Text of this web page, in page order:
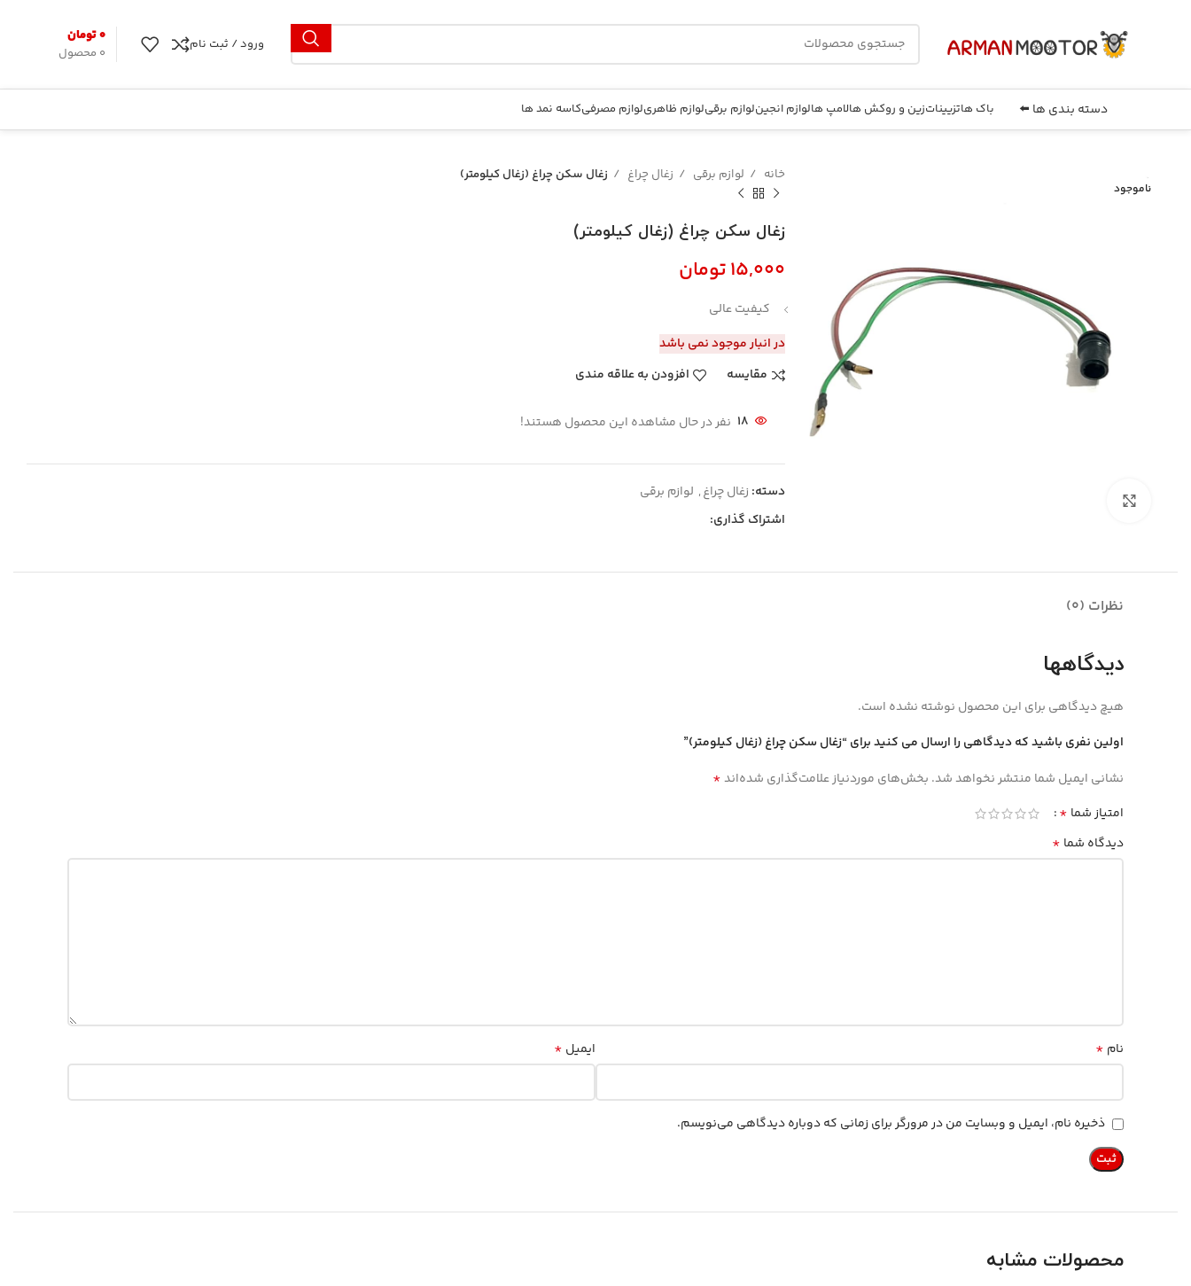
ورود / ثبت نام
0 محصول
۰تومان
دسته بندی ها ⬅️ باک هاتزییناتزین و روکش هالامپ هالوازم انجینلوازم برقیلوازم ظاهریلوازم مصرفیکاسه نمد ها
ناموجود
خانه لوازم برقی زغال چراغ زغال سکن چراغ (زغال کیلومتر)
زغال سکن چراغ (زغال کیلومتر)
تومان
کیفیت عالی
در انبار موجود نمی باشد
مقایسه
افزودن به علاقه مندی
18 نفر در حال مشاهده این محصول هستند!
دسته: زغال چراغ, لوازم برقی
اشتراک گذاری:
نظرات (0)
دیدگاهها
هیچ دیدگاهی برای این محصول نوشته نشده است.
اولین نفری باشید که دیدگاهی را ارسال می کنید برای “زغال سکن چراغ (زغال کیلومتر)”
نشانی ایمیل شما منتشر نخواهد شد. بخش‌های موردنیاز علامت‌گذاری شده‌اند*
امتیاز شما *
دیدگاه شما *
نام * ایمیل *
ذخیره نام، ایمیل و وبسایت من در مرورگر برای زمانی که دوباره دیدگاهی می‌نویسم.
محصولات مشابه